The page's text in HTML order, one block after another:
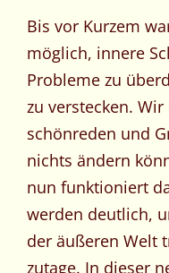
Bis vor Kurzem
möglich, innere
Probleme zu
zu verstecken.
schönreden und
nichts ändern
nun funktioniert
werden deutlich,
der äußeren Welt
zutage. In dieser